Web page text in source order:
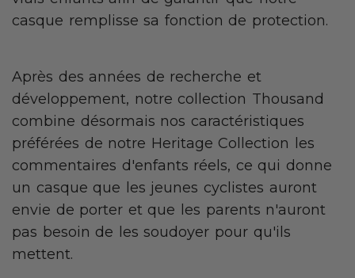
casque remplisse sa fonction de protection.
Après des années de recherche et
développement, notre collection Thousand
combine désormais nos caractéristiques
préférées de notre Heritage Collection les
commentaires d'enfants réels, ce qui donne
un casque que les jeunes cyclistes auront
envie de porter et que les parents n'auront
pas besoin de les soudoyer pour qu'ils
mettent.